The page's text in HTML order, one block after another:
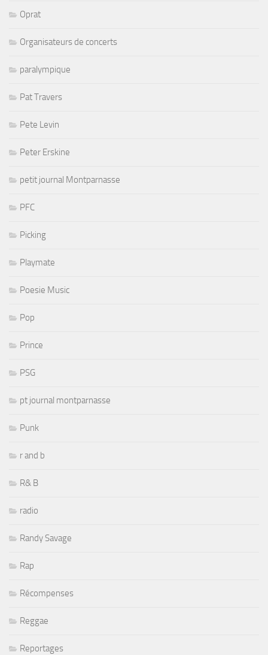
Oprat
Organisateurs de concerts
paralympique
Pat Travers
Pete Levin
Peter Erskine
petit journal Montparnasse
PFC
Picking
Playmate
Poesie Music
Pop
Prince
PSG
pt journal montparnasse
Punk
r and b
R& B
radio
Randy Savage
Rap
Récompenses
Reggae
Reportages